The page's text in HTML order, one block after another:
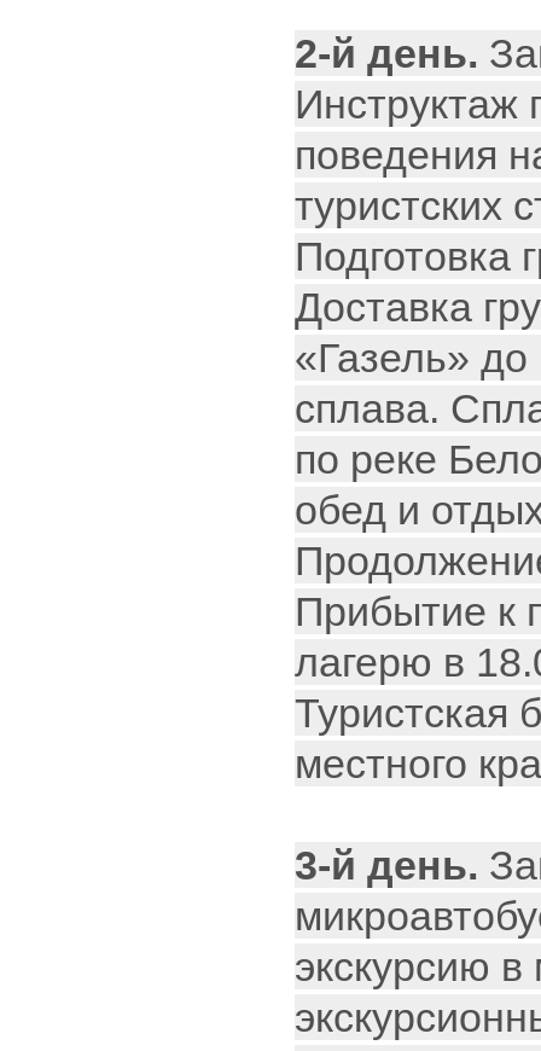
2-й день.
Инструктаж
поведения
туристских
Подготовка
Доставка
«Газель»
сплава.
по реке
обед и
Прибытие к
лагерю в
Туристская
местного
3-й день.
экскурсию в